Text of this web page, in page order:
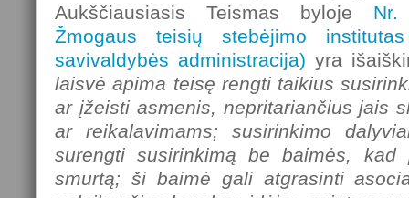
Aukščiausiasis Teismas byloje Nr.
Žmogaus teisių stebėjimo
savivaldybės administracija) yra
laisvė apima teisę rengti taikius
ar įžeisti asmenis, nepritariančius jais
ar reikalavimams; susirinkimo
surengti susirinkimą be baimės, kad
smurtą; ši baimė gali atgrasinti